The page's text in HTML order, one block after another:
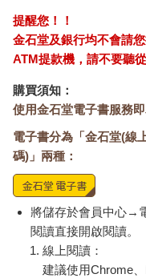
陳鈞浩低聲痛叫了一聲，
嗎？」
陳媽媽低下頭，語氣也沒
有點害怕。但又能怎麼辦
難得的機會。他說要移民
「說來說去，還不是因
菜往嘴裡送。
陳媽媽撇撇嘴，不理會他
在你爸去移民局之前，一
他繼續咀嚼嘴裡的菜，
了啦」。
孤兒院草場旁的大樹下
提醒您！！
金石堂及銀行均不會請
ATM提款機，請不要聽
購買須知：
使用金石堂電子書服務
電子書分為「金石堂(線
碼)」兩種：
將儲存於會員中心→
閱讀直接開啟閱讀。
線上閱讀：
建議使用Chrome